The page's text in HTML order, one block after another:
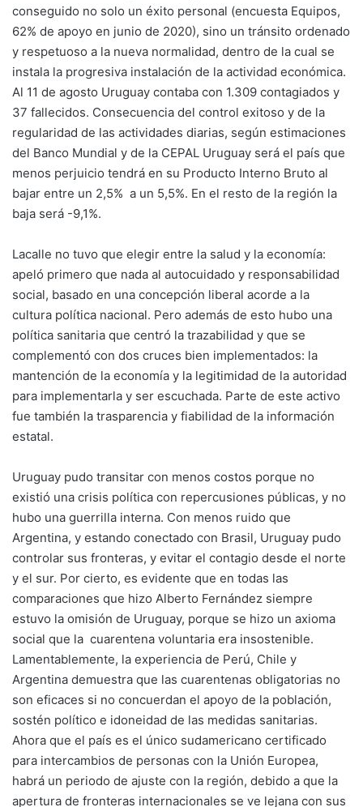
conseguido no solo un éxito personal (encuesta Equipos,
62% de apoyo en junio de 2020), sino un tránsito ordenado
y respetuoso a la nueva normalidad, dentro de la cual se
instala la progresiva instalación de la actividad económica.
Al 11 de agosto Uruguay contaba con 1.309 contagiados y
37 fallecidos. Consecuencia del control exitoso y de la
regularidad de las actividades diarias, según estimaciones
del Banco Mundial y de la CEPAL Uruguay será el país que
menos perjuicio tendrá en su Producto Interno Bruto al
bajar entre un 2,5% a un 5,5%. En el resto de la región la
baja será -9,1%.
Lacalle no tuvo que elegir entre la salud y la economía:
apeló primero que nada al autocuidado y responsabilidad
social, basado en una concepción liberal acorde a la
cultura política nacional. Pero además de esto hubo una
política sanitaria que centró la trazabilidad y que se
complementó con dos cruces bien implementados: la
mantención de la economía y la legitimidad de la autoridad
para implementarla y ser escuchada. Parte de este activo
fue también la trasparencia y fiabilidad de la información
estatal.
Uruguay pudo transitar con menos costos porque no
existió una crisis política con repercusiones públicas, y no
hubo una guerrilla interna. Con menos ruido que
Argentina, y estando conectado con Brasil, Uruguay pudo
controlar sus fronteras, y evitar el contagio desde el norte
y el sur. Por cierto, es evidente que en todas las
comparaciones que hizo Alberto Fernández siempre
estuvo la omisión de Uruguay, porque se hizo un axioma
social que la cuarentena voluntaria era insostenible.
Lamentablemente, la experiencia de Perú, Chile y
Argentina demuestra que las cuarentenas obligatorias no
son eficaces si no concuerdan el apoyo de la población,
sostén político e idoneidad de las medidas sanitarias.
Ahora que el país es el único sudamericano certificado
para intercambios de personas con la Unión Europea,
habrá un periodo de ajuste con la región, debido a que la
apertura de fronteras internacionales se ve lejana con sus